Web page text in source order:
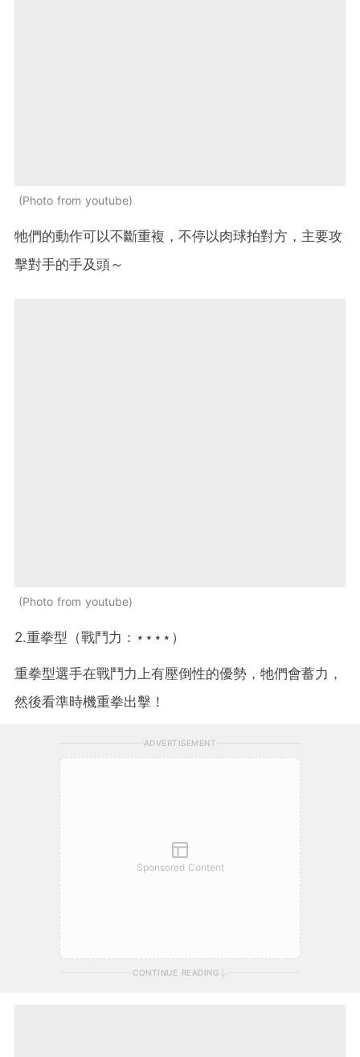
Photo from youtube
牠們的動作可以不斷重複，不停以肉球拍對方，主要攻
擊對手的手及頭～
Photo from youtube
2.重拳型（戰鬥力：⋆⋆⋆⋆）
重拳型選手在戰鬥力上有壓倒性的優勢，牠們會蓄力，
然後看準時機重拳出擊！
ADVERTISEMENT
Sponsored Content
CONTINUE READING